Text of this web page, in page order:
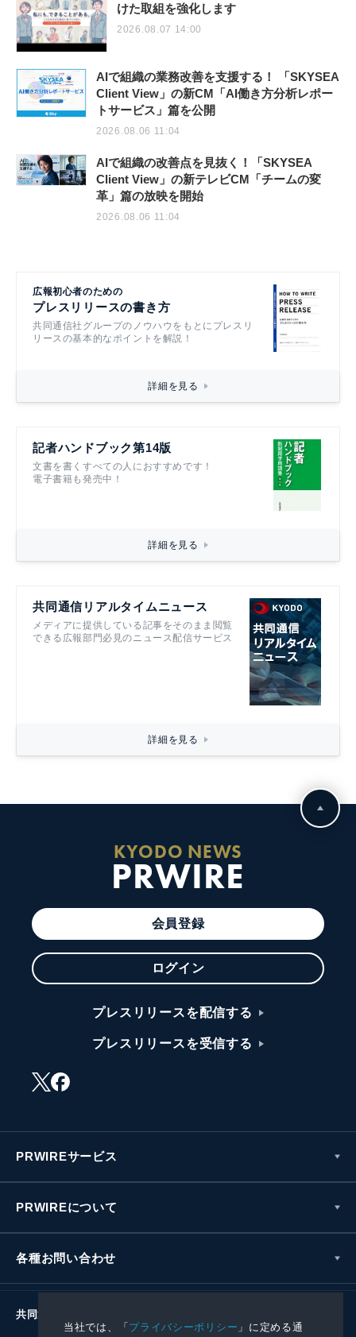
当社では、「プライバシーポリシー 」に定める通
けた取組を強化します
2026.08.07 14:00
AIで組織の業務改善を支援する！ 「SKYSEA
Client View」の新CM「AI働き方分析レポー
トサービス」篇を公開
2026.08.06 11:04
AIで組織の改善点を見抜く！「SKYSEA
Client View」の新テレビCM「チームの変
革」篇の放映を開始
2026.08.06 11:04
広報初心者のための
プレスリリースの書き方
共同通信社グループのノウハウをもとにプレスリ
リースの基本的なポイントを解説！
詳細を見る
記者ハンドブック第14版
文書を書くすべての人におすすめです！
電子書籍も発売中！
詳細を見る
共同通信リアルタイムニュース
メディアに提供している記事をそのまま閲覧
できる広報部門必見のニュース配信サービス
詳細を見る
KYODO NEWS
PRWIRE
会員登録
ログイン
プレスリリースを配信する
プレスリリースを受信する
PRWIREサービス
PRWIREについて
各種お問い合わせ
共同通信社グループ